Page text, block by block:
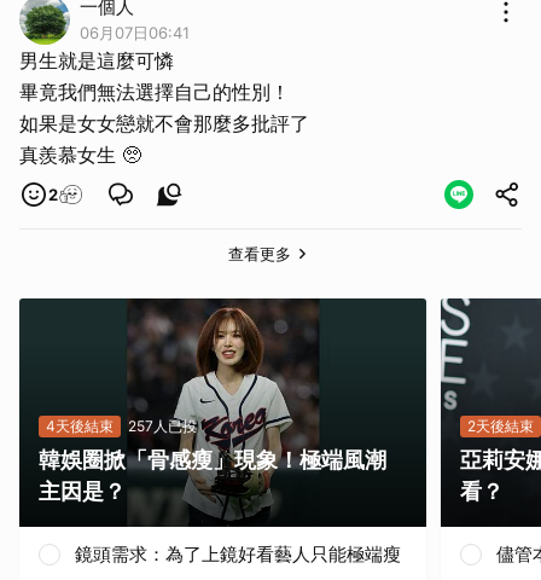
一個人
06月07日06:41
男生就是這麼可憐
畢竟我們無法選擇自己的性別！
如果是女女戀就不會那麼多批評了
真羨慕女生 🥺
2
查看更多
4天後結束 257人已投
韓娛圈掀「骨感瘦」現象！極端風潮
主因是？
鏡頭需求：為了上鏡好看藝人只能極端瘦
2天後結束
亞莉安
看？
儘管